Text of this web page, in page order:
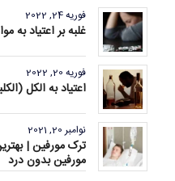
فوریه 24, 2022
غلبه بر اعتیاد به
فوریه 20, 2022
اعتیاد به الکل
نوامبر 20, 2021
ترک مورفین |
مورفین بدون درد